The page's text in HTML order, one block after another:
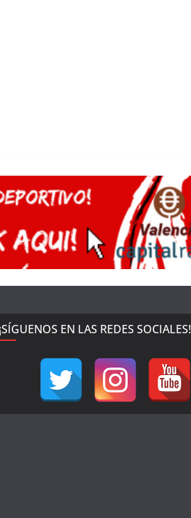
EN LAS REDES SOCIALES!